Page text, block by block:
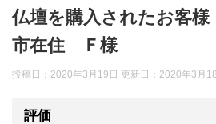
仏壇を購入されたお客様
市在住 Ｆ様
投稿日：2020年3月19日 更新日： 2020年3月
評価